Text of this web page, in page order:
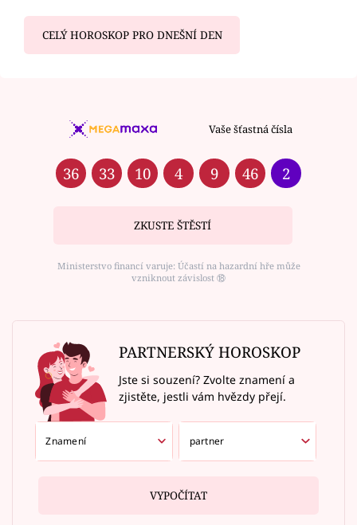
CELÝ HOROSKOP PRO DNEŠNÍ DEN
Vaše šťastná čísla
36 33 10 4 9 46 2
ZKUSTE ŠTĚSTÍ
Ministerstvo financí varuje: Účastí na hazardní hře může
vzniknout závislost ⑱
PARTNERSKÝ HOROSKOP
Jste si souzení? Zvolte znamení a
zjistěte, jestli vám hvězdy přejí.
VYPOČÍTAT